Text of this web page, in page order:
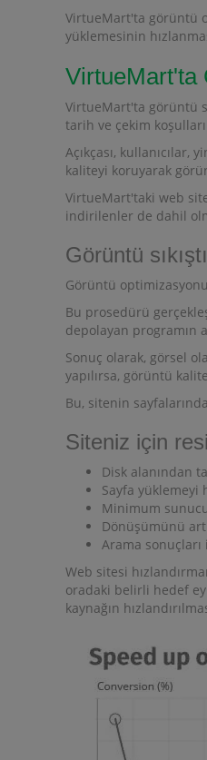
VirtueMart'ta görüntü
yüklemesinin
VirtueMart'ta
VirtueMart'ta görüntü
tarih ve çekim
Açıkçası,
kaliteyi koruyarak
VirtueMart'taki web
indirilenler de dahil
Görüntü
Görüntü
Bu prosedürü
depolayan programın
Sonuç olarak, görsel
yapılırsa, görüntü
Bu, sitenin
Siteniz için
Disk alanından
Sayfa yüklemeyi
Minimum
Dönüşümünü
Arama sonuçları
Web sitesi
oradaki belirli hedef
kaynağın